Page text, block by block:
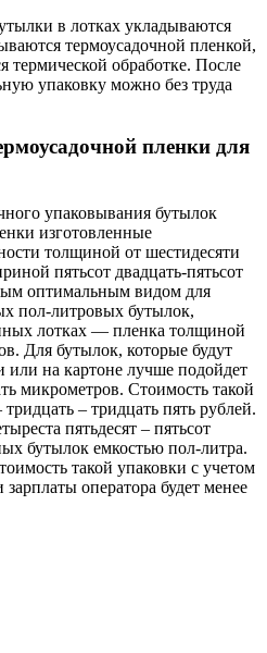
в лотках укладываются
термоусадочной пленкой,
термической обработке. После
упаковку можно без труда
пленки для
упаковывания бутылок
изготовленные
толщиной от шестидесяти
пятьсот двадцать-пятьсот
оптимальным видом для
пол-литровых бутылок,
лотках — пленка толщиной
Для бутылок, которые будут
или на картоне лучше подойдет
микрометров. Стоимость такой
– тридцать пять рублей.
пятьдесят – пятьсот
бутылок емкостью пол-литра.
такой упаковки с учетом
оператора будет менее